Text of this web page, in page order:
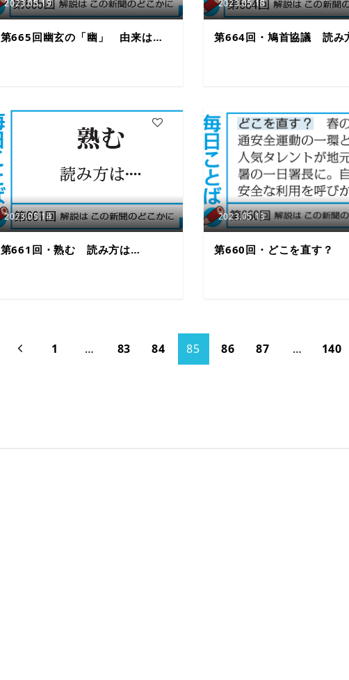
2023.05.19
第665回幽玄の「幽」 由来は…
2023.05.18
第664回・鳩首協議 読み
2023.05.14
第661回・熟む 読み方は…
2023.05.13
第660回・どこを直す？
 1 … 83 84 85 86 87 … 140